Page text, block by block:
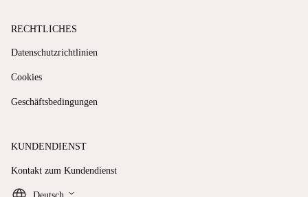
RECHTLICHES
Datenschutzrichtlinien
Cookies
Geschäftsbedingungen
KUNDENDIENST
Kontakt zum Kundendienst
keyboard_arrow_down